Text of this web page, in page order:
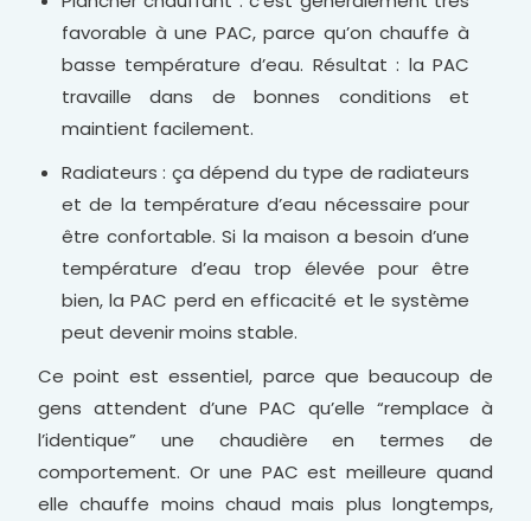
favorable à une PAC, parce qu’on chauffe à
basse température d’eau. Résultat : la PAC
travaille dans de bonnes conditions et
maintient facilement.
Radiateurs : ça dépend du type de radiateurs
et de la température d’eau nécessaire pour
être confortable. Si la maison a besoin d’une
température d’eau trop élevée pour être
bien, la PAC perd en efficacité et le système
peut devenir moins stable.
Ce point est essentiel, parce que beaucoup de
gens attendent d’une PAC qu’elle “remplace à
l’identique” une chaudière en termes de
comportement. Or une PAC est meilleure quand
elle chauffe moins chaud mais plus longtemps,